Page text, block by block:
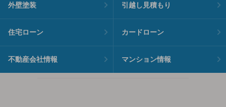
外壁塗装 引越し見積もり
住宅ローン カードローン
不動産会社情報 マンション情報